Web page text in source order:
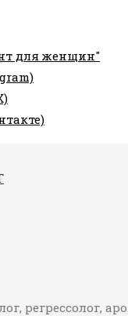
для женщин"
регрессолог,